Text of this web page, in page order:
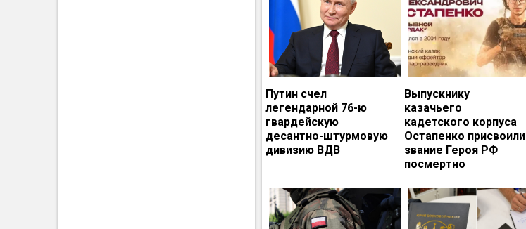
Путин счел
легендарной 76-ю
гвардейскую
десантно-штурмовую
дивизию ВДВ
Выпускнику
казачьего
кадетского корпуса
Остапенко присвоили
звание Героя РФ
посмертно